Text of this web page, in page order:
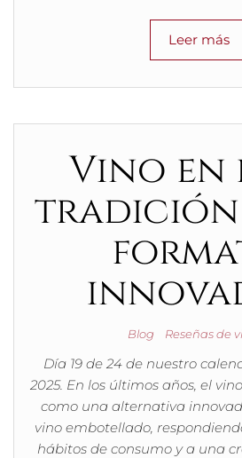
Leer más
Vino en
tradición
Blog Reseñas de
Día 19 de 24 de nuestro
2025. En los últimos años, el
como una alternativa
vino embotellado,
hábitos de consumo y a una